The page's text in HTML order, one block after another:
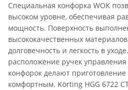
Специальная конфорка WOK
высоком уровне, обеспечивая
мощность. Поверхность
высококачественных
долговечность и легкость в
расположение ручек
конфорок делают
комфортным. Körting HGG 6722